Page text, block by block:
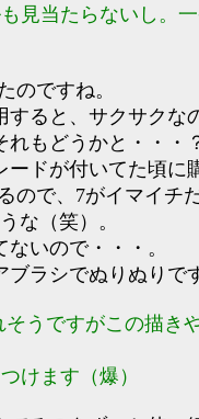
見当たらないし。
のですね。
すると、サクサクな
れもどうかと・・・
ードが付いてた頃に
ので、7がイマイチ
な（笑）。
いので・・・。
ブラシでぬりぬりで
うですがこの描き
けます（爆）